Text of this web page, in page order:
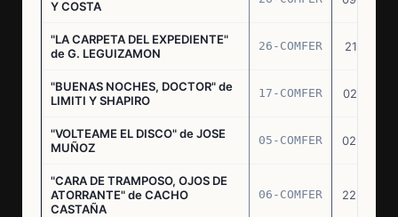
Y COSTA
"LA CARPETA DEL EXPEDIENTE"
de G. LEGUIZAMON
26-COMFER 21.10.75
"BUENAS NOCHES, DOCTOR" de
LIMITI Y SHAPIRO
17-COMFER 02.01.76
"VOLTEAME EL DISCO" de JOSE
MUÑOZ
05-COMFER 02.02.76
"CARA DE TRAMPOSO, OJOS DE
ATORRANTE" de CACHO
CASTAÑA
06-COMFER 22.04.76